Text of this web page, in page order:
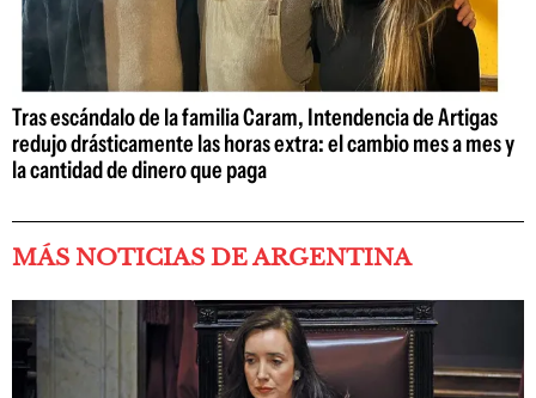
Tras escándalo de la familia Caram, Intendencia de Artigas
redujo drásticamente las horas extra: el cambio mes a mes y
la cantidad de dinero que paga
MÁS NOTICIAS DE ARGENTINA